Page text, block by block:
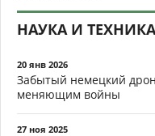
НАУКА И ТЕХНИКА
20 янв 2026
Забытый немецкий
меняющим войны
27 ноя 2025